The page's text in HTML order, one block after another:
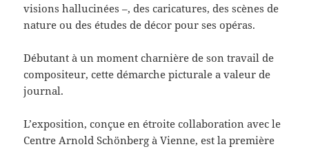
visions hallucinées –, des caricatures, des scènes de
nature ou des études de décor pour ses opéras.
Débutant à un moment charnière de son travail de
compositeur, cette démarche picturale a valeur de
journal.
L’exposition, conçue en étroite collaboration avec le
Centre Arnold Schönberg à Vienne, est la première